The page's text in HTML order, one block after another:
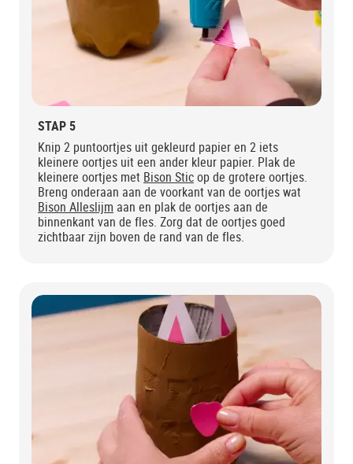
STAP 5
Knip 2 puntoortjes uit gekleurd papier en 2 iets
kleinere oortjes uit een ander kleur papier. Plak de
kleinere oortjes met Bison Sticop de grotere oortjes.
Breng onderaan aan de voorkant van de oortjes wat
Bison Alleslijm aan en plak de oortjes aan de
binnenkant van de fles. Zorg dat de oortjes goed
zichtbaar zijn boven de rand van de fles.